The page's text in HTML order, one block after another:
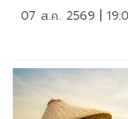
07 ส.ค. 2569 |